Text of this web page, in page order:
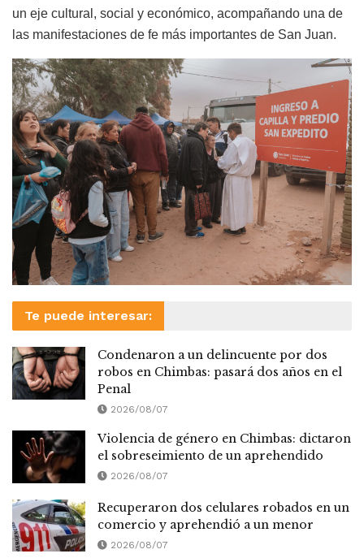
un eje cultural, social y económico, acompañando una de
las manifestaciones de fe más importantes de San Juan.
Te puede interesar:
Condenaron a un delincuente por dos
robos en Chimbas: pasará dos años en el
Penal
2026/08/07
Violencia de género en Chimbas: dictaron
el sobreseimiento de un aprehendido
2026/08/07
Recuperaron dos celulares robados en un
comercio y aprehendió a un menor
2026/08/07